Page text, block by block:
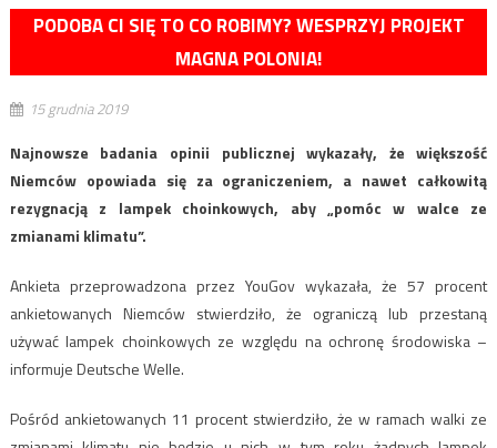
PODOBA CI SIĘ TO CO ROBIMY? WESPRZYJ PROJEKT
MAGNA POLONIA!
15 grudnia 2019
Najnowsze badania opinii publicznej wykazały, że większość
Niemców opowiada się za ograniczeniem, a nawet całkowitą
rezygnacją z lampek choinkowych, aby „pomóc w walce ze
zmianami klimatu”.
Ankieta przeprowadzona przez YouGov wykazała, że ​​57 procent
ankietowanych Niemców stwierdziło, że ograniczą lub przestaną
używać lampek choinkowych ze względu na ochronę środowiska –
informuje Deutsche Welle.
Pośród ankietowanych 11 procent stwierdziło, że w ramach walki ze